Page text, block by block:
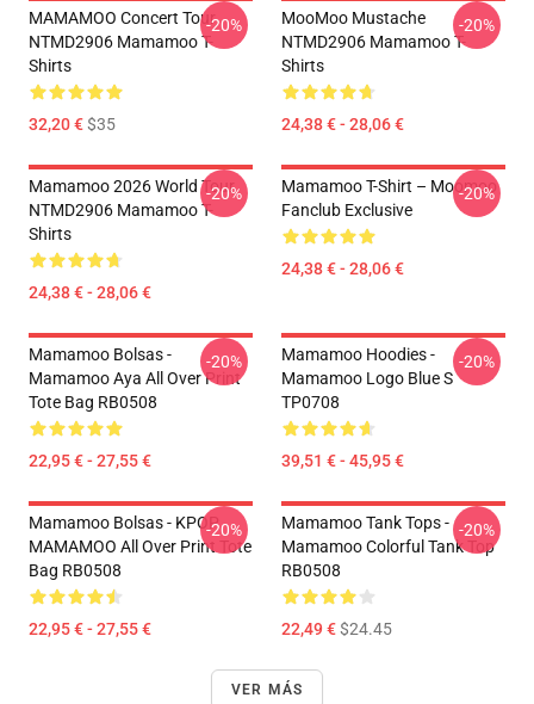
MAMAMOO Concert Tour
NTMD2906 Mamamoo T-
Shirts
32,20 €$35
-20%
MooMoo Mustache
NTMD2906 Mamamoo T-
Shirts
24,38 € - 28,06 €
-20%
Mamamoo 2026 World Tour
NTMD2906 Mamamoo T-
Shirts
24,38 € - 28,06 €
-20%
Mamamoo T-Shirt – Moomoo
Fanclub Exclusive
24,38 € - 28,06 €
-20%
Mamamoo Bolsas -
Mamamoo Aya All Over Print
Tote Bag RB0508
22,95 € - 27,55 €
-20%
Mamamoo Hoodies -
Mamamoo Logo Blue S
TP0708
39,51 € - 45,95 €
-20%
Mamamoo Bolsas - KPOP
MAMAMOO All Over Print Tote
Bag RB0508
22,95 € - 27,55 €
-20%
Mamamoo Tank Tops -
Mamamoo Colorful Tank Top
RB0508
22,49 €$24.45
-20%
VER MÁS